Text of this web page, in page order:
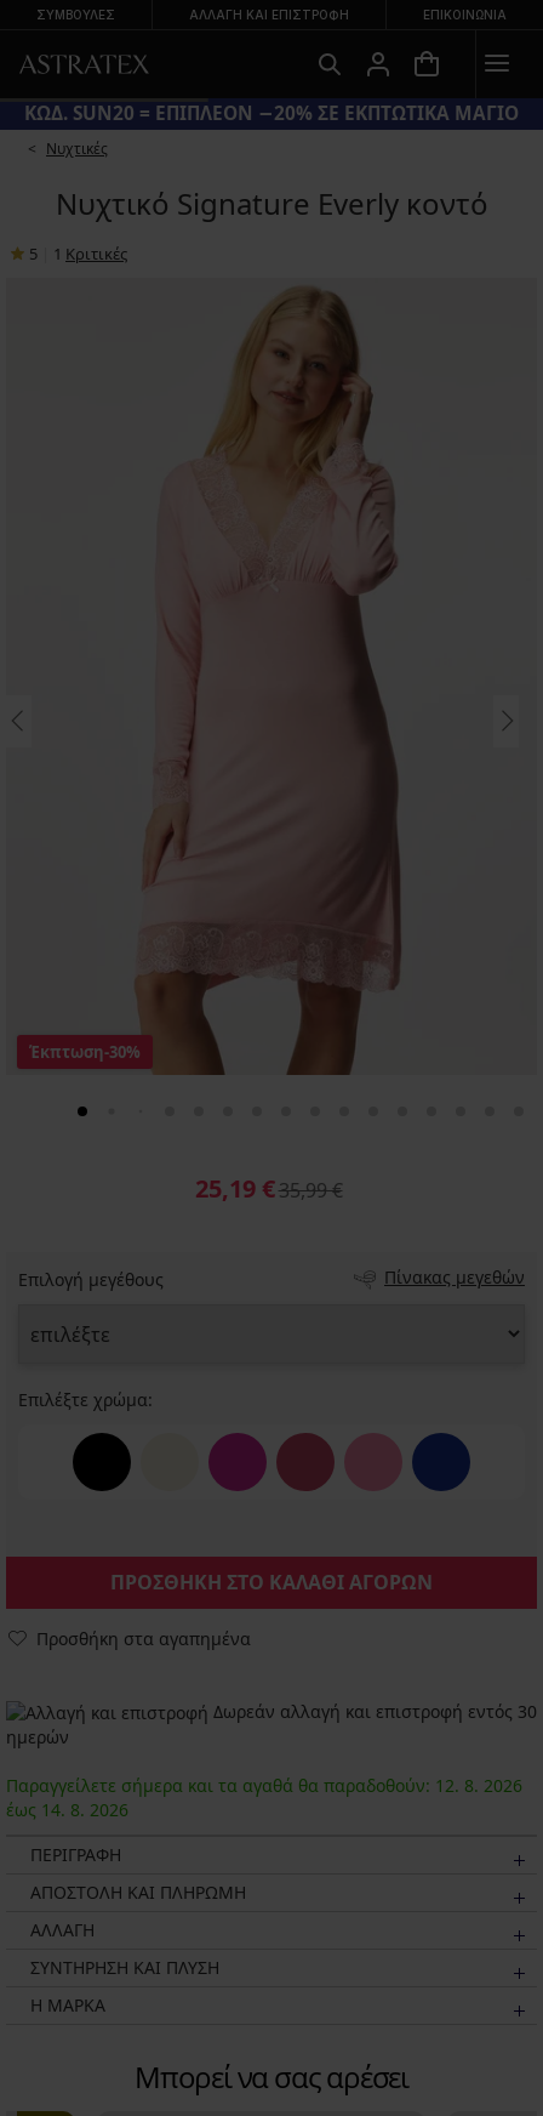
ΣΥΜΒΟΥΛΕΣ ΑΛΛΑΓΉ ΚΑΙ ΕΠΙΣΤΡΟΦΉ ΕΠΙΚΟΙΝΩΝΊΑ
ΚΩΔ. SUN20 = ΕΠΙΠΛΕΟΝ −20% ΣΕ ΕΚΠΤΩΤΙΚΑ ΜΑΓΙΟ
Νυχτικές
Νυχτικό Signature Everly κοντό
5 1 Κριτικές
Έκπτωση-30%
25,19 €35,99 €
Επιλογή μεγέθους Πίνακας μεγεθών
Επιλέξτε χρώμα:
ΠΡΟΣΘΗΚΗ ΣΤΟ ΚΑΛΑΘΙ ΑΓΟΡΩΝ
Προσθήκη στα αγαπημένα
Δωρεάν αλλαγή και επιστροφή εντός 30
ημερών
Παραγγείλετε σήμερα και τα αγαθά θα παραδοθούν: 12. 8. 2026
έως 14. 8. 2026
ΠΕΡΙΓΡΑΦΗ
ΑΠΟΣΤΟΛΗ ΚΑΙ ΠΛΗΡΩΜΗ
ΑΛΛΑΓΗ
ΣΥΝΤΗΡΗΣΗ ΚΑΙ ΠΛΥΣΗ
Η ΜΆΡΚΑ
Μπορεί να σας αρέσει